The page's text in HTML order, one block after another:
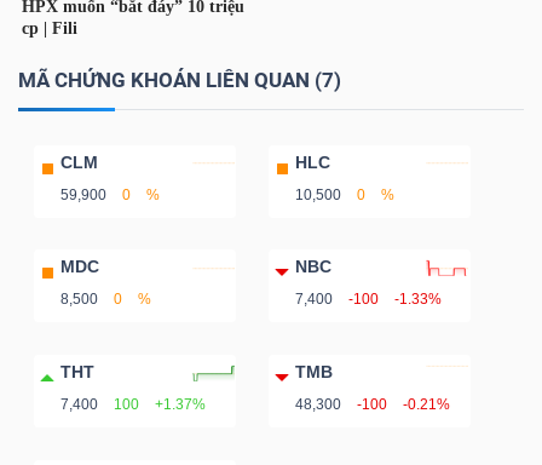
MÃ CHỨNG KHOÁN LIÊN QUAN (7)
CLM
59,900 0 %
HLC
10,500 0 %
MDC
8,500 0 %
NBC
7,400 -100 -1.33%
THT
7,400 100 +1.37%
TMB
48,300 -100 -0.21%
viết
của
giả
Báo
phân
tích